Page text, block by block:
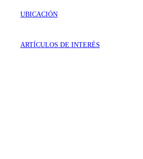
UBICACIÓN
ARTÍCULOS DE INTERÉS